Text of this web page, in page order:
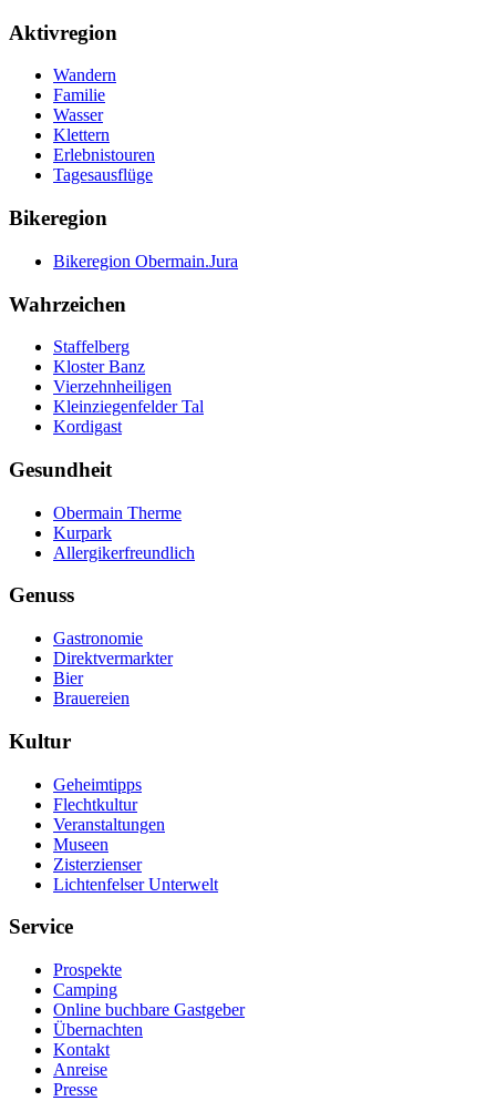
Aktivregion
Wandern
Familie
Wasser
Klettern
Erlebnistouren
Tagesausflüge
Bikeregion
Bikeregion Obermain.Jura
Wahrzeichen
Staffelberg
Kloster Banz
Vierzehnheiligen
Kleinziegenfelder Tal
Kordigast
Gesundheit
Obermain Therme
Kurpark
Allergikerfreundlich
Genuss
Gastronomie
Direktvermarkter
Bier
Brauereien
Kultur
Geheimtipps
Flechtkultur
Veranstaltungen
Museen
Zisterzienser
Lichtenfelser Unterwelt
Service
Prospekte
Camping
Online buchbare Gastgeber
Übernachten
Kontakt
Anreise
Presse